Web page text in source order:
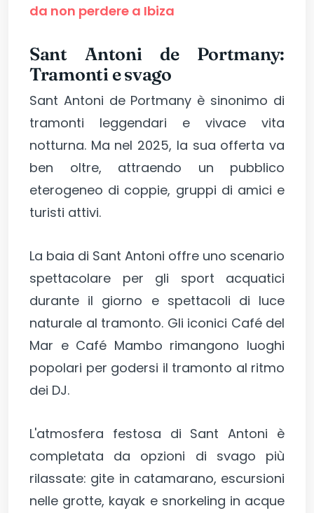
da non perdere a Ibiza
Sant Antoni de Portmany:
Tramonti e svago
Sant Antoni de Portmany è sinonimo di
tramonti leggendari e vivace vita
notturna. Ma nel 2025, la sua offerta va
ben oltre, attraendo un pubblico
eterogeneo di coppie, gruppi di amici e
turisti attivi.
La baia di Sant Antoni offre uno scenario
spettacolare per gli sport acquatici
durante il giorno e spettacoli di luce
naturale al tramonto. Gli iconici Café del
Mar e Café Mambo rimangono luoghi
popolari per godersi il tramonto al ritmo
dei DJ.
L'atmosfera festosa di Sant Antoni è
completata da opzioni di svago più
rilassate: gite in catamarano, escursioni
nelle grotte, kayak e snorkeling in acque